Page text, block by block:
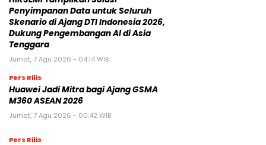
Penyimpanan Data untuk Seluruh
Skenario di Ajang DTI Indonesia 2026,
Dukung Pengembangan AI di Asia
Tenggara
Jumat, 7 Agu 2026 - 04:14 WIB
Pers Rilis
Huawei Jadi Mitra bagi Ajang GSMA
M360 ASEAN 2026
Jumat, 7 Agu 2026 - 00:42 WIB
Pers Rilis